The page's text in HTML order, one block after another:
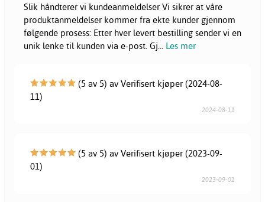
Slik håndterer vi kundeanmeldelser Vi sikrer at våre
produktanmeldelser kommer fra ekte kunder gjennom
følgende prosess: Etter hver levert bestilling sender vi en
unik lenke til kunden via e-post. Gj... Les mer
(5 av 5) av Verifisert kjøper (2024-08-
11)
2024-08-11
(5 av 5) av Verifisert kjøper (2023-09-
01)
2023-09-01